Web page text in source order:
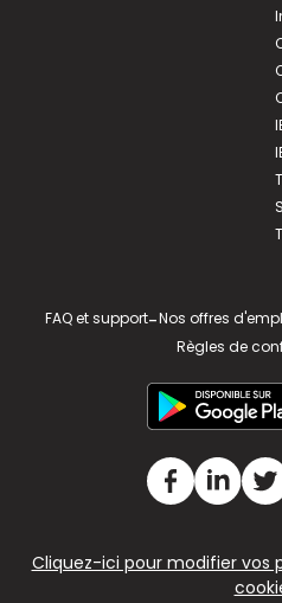
FAQ et support-Nos offres
Règles de
Cliquez-ici pour modifier vos